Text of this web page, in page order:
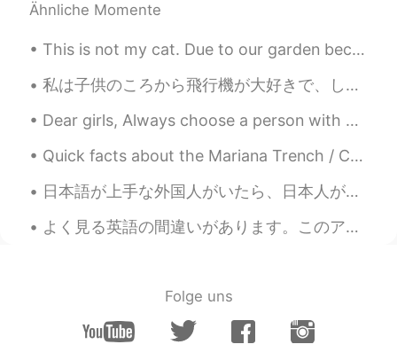
Ähnliche Momente
This is not my cat. Due to our garden becoming very overgrown, it has attracted lots of cats who ...
私は子供のころから飛行機が大好きで、しょうらいの夢はパイロットになることです。でも今、コロナの結果で航空会社の残業が下がってしまって、失業中のパイロットが多い。でも数年がかかっても航空会社の残業...
Dear girls, Always choose a person with good heart. Not a handsome...
Quick facts about the Mariana Trench / Challengers Deep 🌊 - The Mariana Trench is the deepest o...
日本語が上手な外国人がいたら、日本人が「何年間日本にいらっしゃいますか？」と言い方することに気付きました。その言い方をなんて解釈すればいいのか？ 日本人に限らず、一般の人が「国に滞在しないと流...
よく見る英語の間違いがあります。このアプリで人々が「do you know ~」とよく言いますけど、「do you know ~」は物じゃなく人を知っている場合に使う句です。だからかわりに「ha...
Folge uns